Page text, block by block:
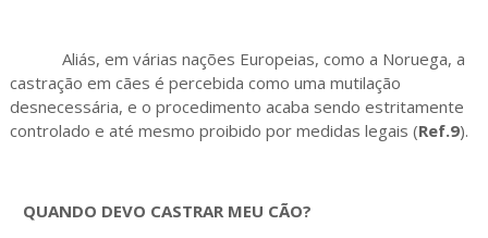
Aliás, em várias nações Europeias, como a Noruega, a
castração em cães é percebida como uma mutilação
desnecessária, e o procedimento acaba sendo estritamente
controlado e até mesmo proibido por medidas legais (Ref.9).
QUANDO DEVO CASTRAR MEU CÃO?